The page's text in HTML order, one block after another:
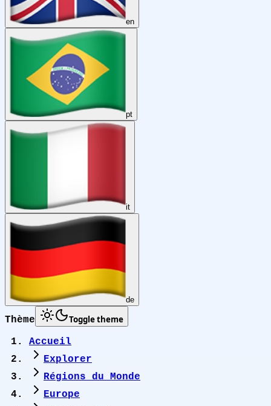
en
pt
it
de
Thème Toggle theme
Accueil
Explorer
Régions du Monde
Europe